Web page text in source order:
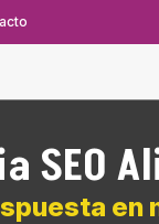
SEO
en